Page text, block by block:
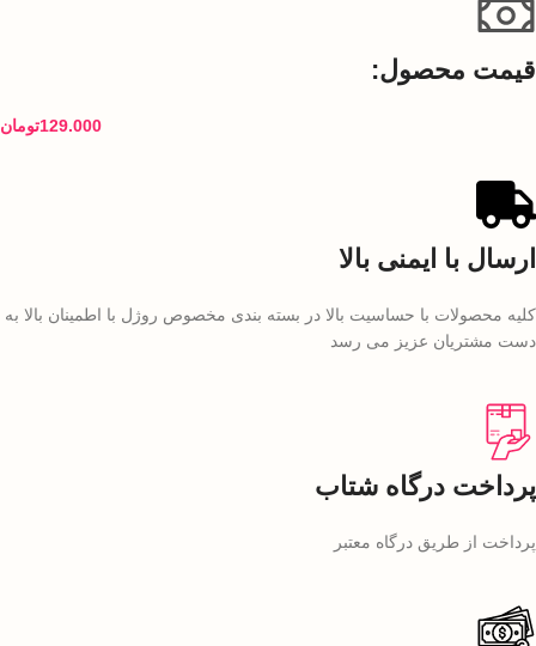
قیمت محصول:​
129.000تومان
ارسال با ایمنی بالا
کلیه محصولات با حساسیت بالا در بسته بندی مخصوص روژل با اطمینان بالا به
دست مشتریان عزیز می رسد
پرداخت درگاه شتاب
پرداخت از طریق درگاه معتبر